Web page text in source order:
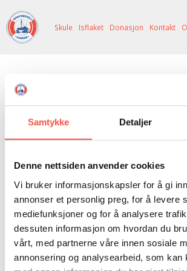
Samtykke Detaljer
Denne nettsiden anvender cookies
Vi bruker informasjonskapsler for å gi
annonser et personlig preg, for å levere
mediefunksjoner og for å analysere
dessuten informasjon om hvordan du
vårt, med partnerne våre innen sosiale
annonsering og analysearbeid, som kan
OM OSS
BILDE FRÅ MUSEET
UTSTILLINGAR
ISHAVSSKUTA AARVAK
OVERVINTRINGSFANGST PÅ NORDAUST-
RAGNAR THORSETH – LEVD LIV
SVART GULL I BRANDAL CITY
ARRANGEMENT
UTLEIGE
HISTORIKK
ISHAVSMUSEETS VENNER
FORTELLINGAR
SVALBARD
NORDØST-GRØNLAND
SELFANGST
PETER S. BRANDAL
BILDEGALLERI
NETTBUTIKK
SKUTEKATALOG
ARRANGEMENT
UTLEIGE
SKULE
SKULEBESØK
ISFLAKET
Skule Isflaket Donasjon Kontakt
Polarstar kjem
Ishavsmuseet 25. – 27. august